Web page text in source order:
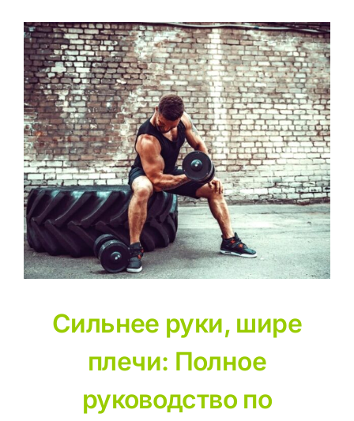
Stronger
Arms,
Broader
Shoulders:
Complete
Guide
to
Working
Out
Arms
and
Shoulders
Посмотреть
большее
изображение
Сильнее руки, шире
плечи: Полное
руководство по